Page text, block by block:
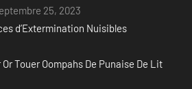
25, 2023
d’Extermination Nuisibles
Touer Oompahs De Punaise De Lit